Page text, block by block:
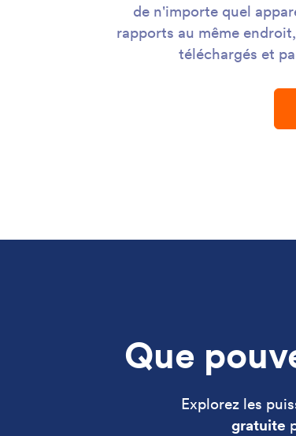
de n'importe quel
rapports au même
téléchargés et
Que
Explorez les
gratuite